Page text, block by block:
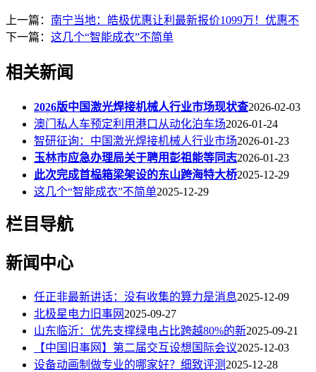
上一篇： 南宁当地：皓极优惠让利最新报价1099万！优惠不
下一篇： 这几个“智能成衣”不简单
相关新闻
2026版中国激光焊接机械人行业市场现状查2026-02-03
澳门私人车预定利用港口从动化泊车场2026-01-24
智研征询：中国激光焊接机械人行业市场2026-01-23
玉林市应急办理局关于聘用彭祖能等同志2026-01-23
此次完成首榀箱梁架设的东山跨海特大桥2025-12-29
这几个“智能成衣”不简单2025-12-29
栏目导航
新闻中心
任正非最新讲话：没有收集的算力是消息2025-12-09
北极星电力旧事网2025-09-27
山东临沂：优先支撑绿电占比跨越80%的新2025-09-21
【中国旧事网】第二届交互设想国际会议2025-12-03
设备动画制做专业的哪家好？细致评测2025-12-28